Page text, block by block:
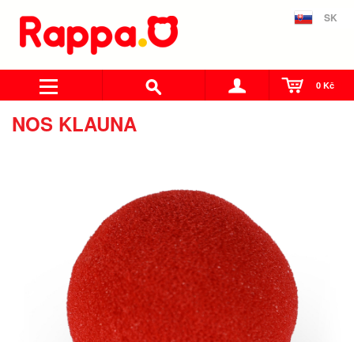
SK
0 Kč
NOS KLAUNA